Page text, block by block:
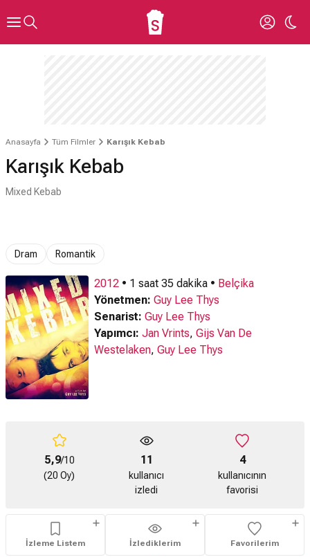
Anasayfa Tüm Filmler Karışık Kebab
Karışık Kebab
Mixed Kebab
Dram Romantik
2012 • 1 saat 35 dakika • Belçika
Yönetmen: Guy Lee Thys
Senarist: Guy Lee Thys
Yapımcı: Jan Vrints, Gijs Van De
Westelaken, Guy Lee Thys
5,9/10
(20 Oy)
11
kullanıcı
izledi
4
kullanıcının
favorisi
İzleme Listem İzlediklerim Favorilerim